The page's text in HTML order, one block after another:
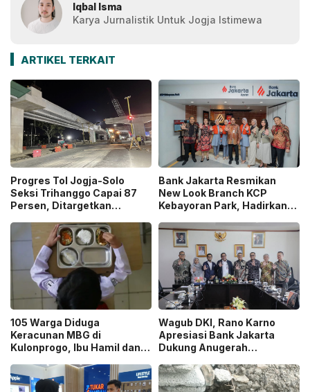
Iqbal Isma
Karya Jurnalistik Untuk Jogja Istimewa
ARTIKEL TERKAIT
Progres Tol Jogja-Solo
Seksi Trihanggo Capai 87
Persen, Ditargetkan
Bawen Agustus 2026
Bank Jakarta Resmikan
New Look Branch KCP
Kebayoran Park, Hadirkan
Modern
105 Warga Diduga
Keracunan MBG di
Kulonprogo, Ibu Hamil dan
Terdampak
Wagub DKI, Rano Karno
Apresiasi Bank Jakarta
Dukung Anugerah
Dorong Karya Berkualitas
Sambut 5 Abad Jakarta